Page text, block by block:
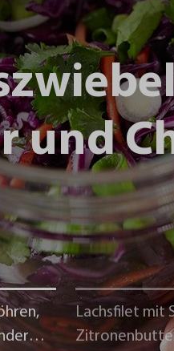
und
Lachsfilet mit